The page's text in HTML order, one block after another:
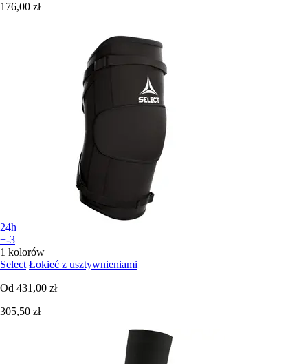
176,00 zł
24h
+-3
1 kolorów
Select Łokieć z usztywnieniami
Od 431,00 zł
305,50 zł